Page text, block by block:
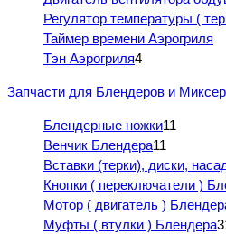
Регулятор температуры (
Таймер времени Аэрогриля
Тэн Аэрогриля4
Запчасти для Блендеров и
Блендерные ножки11
Венчик Блендера11
Вставки (терки), диски,
Кнопки ( переключатели )
Мотор ( двигатель )
Муфты ( втулки ) Блендера